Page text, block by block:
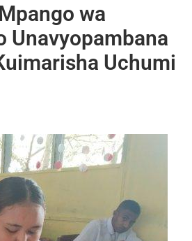
wa
Unavyopambana
Uchumi